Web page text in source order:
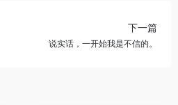
下一篇
说实话，一开始我是不信的。